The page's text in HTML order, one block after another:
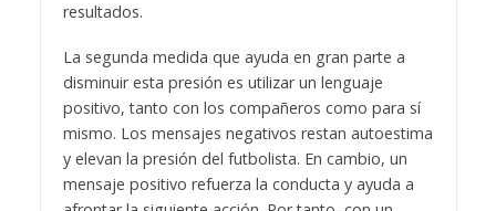
resultados.
La segunda medida que ayuda en gran parte a
disminuir esta presión es utilizar un lenguaje
positivo, tanto con los compañeros como para sí
mismo. Los mensajes negativos restan autoestima
y elevan la presión del futbolista. En cambio, un
mensaje positivo refuerza la conducta y ayuda a